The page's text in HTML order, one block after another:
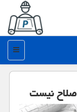
منو
صلاح نیست